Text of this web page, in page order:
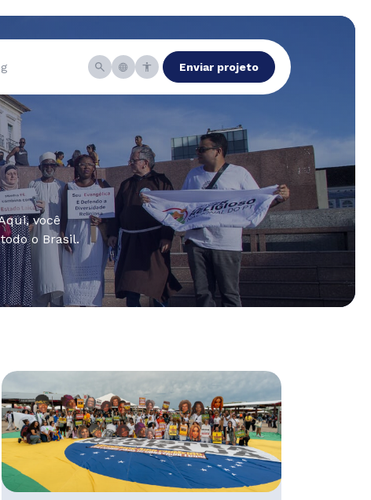
Enviar projeto
você
o Brasil.